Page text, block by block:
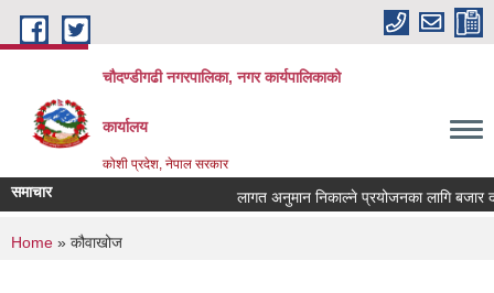
Skip to main content
चौदण्डीगढी नगरपालिका, नगर कार्यपालिकाको
कार्यालय
कोशी प्रदेश, नेपाल सरकार
समाचार लागत अनुमान निकाल्ने प्रयोजनका लागि बजार
You are here
Home » कौवाखोज